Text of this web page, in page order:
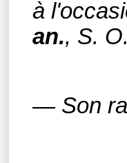
à
an., S. O.
— Son